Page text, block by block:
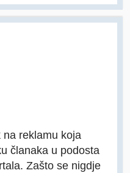
reklamu koja
članaka u podosta
Zašto se nigdje